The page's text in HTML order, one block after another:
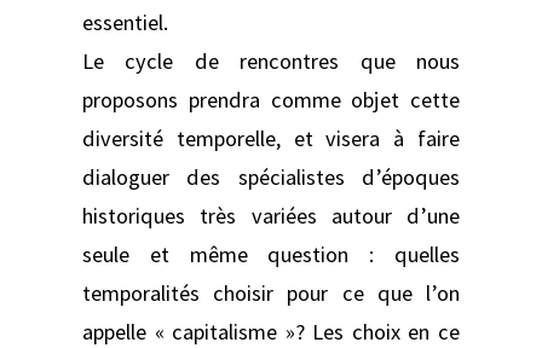
essentiel.
Le cycle de rencontres que nous
proposons prendra comme objet cette
diversité temporelle, et visera à faire
dialoguer des spécialistes d’époques
historiques très variées autour d’une
seule et même question : quelles
temporalités choisir pour ce que l’on
appelle « capitalisme »? Les choix en ce